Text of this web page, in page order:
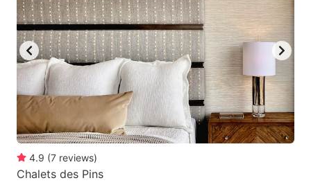
4.9 (7 reviews)
Chalets des Pins